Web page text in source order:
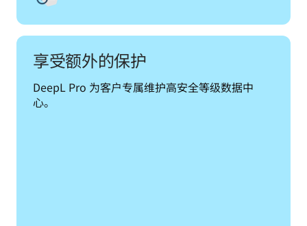
享受额外的保护
DeepL Pro 为客户专属维护高安全等级数据中
心。